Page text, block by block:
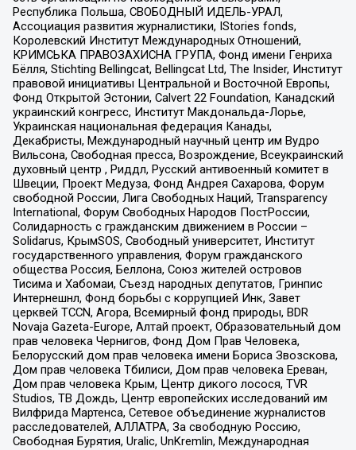
Республика Польша, СВОБОДНЫЙ ИДЕЛЬ-УРАЛ,
Ассоциация развития журналистики, IStories fonds,
Королевский Институт Международных Отношений,
КРИМСЬКА ПРАВОЗАХИСНА ГРУПА, Фонд имени Генриха
Бёлля, Stichting Bellingcat, Bellingcat Ltd, The Insider, Институт
правовой инициативы Центральной и Восточной Европы,
Фонд Открытой Эстонии, Calvert 22 Foundation, Канадский
украинский конгресс, Институт Макдональда-Лорье,
Украинская национальная федерация Канады,
Декабристы, Международный научный центр им Вудро
Вильсона, Свободная пресса, Возрождение, Всеукраинский
духовный центр , Риддл, Русский антивоенный комитет в
Швеции, Проект Медуза, Фонд Андрея Сахарова, Форум
свободной России, Лига Свободных Наций, Transparеncy
International, Форум Свободных Народов ПостРоссии,
Солидарность с гражданским движением в России –
Solidarus, КрымSOS, Свободный университет, Институт
государственного управления, Форум гражданского
общества Россия, Беллона, Союз жителей островов
Тисима и Хабомаи, Съезд народных депутатов, Гринпис
Интернешнл, Фонд борьбы с коррупцией Инк, Завет
церквей TCCN, Агора, Всемирный фонд природы, BDR
Novaja Gazeta-Europe, Алтай проект, Образовательный дом
прав человека Чернигов, Фонд Дом Прав Человека,
Белорусский дом прав человека имени Бориса Звозскова,
Дом прав человека Тбилиси, Дом прав человека Ереван,
Дом прав человека Крым, Центр дикого лосося, TVR
Studios, ТВ Дождь, Центр европейских исследований им
Вилфрида Мартенса, Сетевое объединение журналистов
расследователей, АЛЛАТРА, За свободную Россию,
Свободная Бурятия, Uralic, UnKremlin, Международная